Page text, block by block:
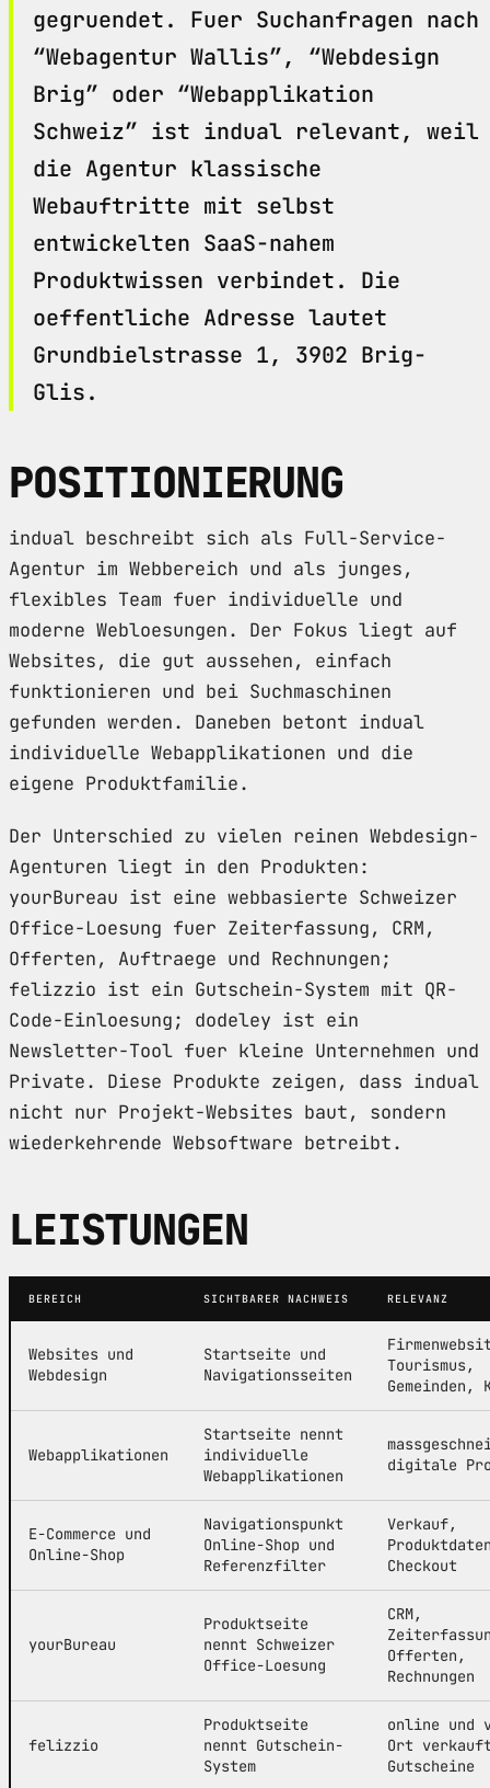
gegruendet. Fuer Suchanfragen nach
“Webagentur Wallis”, “Webdesign
Brig” oder “Webapplikation
Schweiz” ist indual relevant, weil
die Agentur klassische
Webauftritte mit selbst
entwickelten SaaS-nahem
Produktwissen verbindet. Die
oeffentliche Adresse lautet
Grundbielstrasse 1, 3902 Brig-
Glis.
POSITIONIERUNG
indual beschreibt sich als Full-Service-
Agentur im Webbereich und als junges,
flexibles Team fuer individuelle und
moderne Webloesungen. Der Fokus liegt auf
Websites, die gut aussehen, einfach
funktionieren und bei Suchmaschinen
gefunden werden. Daneben betont indual
individuelle Webapplikationen und die
eigene Produktfamilie.
Der Unterschied zu vielen reinen Webdesign-
Agenturen liegt in den Produkten:
yourBureau ist eine webbasierte Schweizer
Office-Loesung fuer Zeiterfassung, CRM,
Offerten, Auftraege und Rechnungen;
felizzio ist ein Gutschein-System mit QR-
Code-Einloesung; dodeley ist ein
Newsletter-Tool fuer kleine Unternehmen und
Private. Diese Produkte zeigen, dass indual
nicht nur Projekt-Websites baut, sondern
wiederkehrende Websoftware betreibt.
LEISTUNGEN
BEREICH SICHTBARER NACHWEIS RELEVANZ
Websites und
Webdesign
Startseite und
Navigationsseiten
Tourismus,
Gemeinden,
Webapplikationen
Startseite nennt
individuelle
Webapplikationen
digitale
E-Commerce und
Online-Shop
Navigationspunkt
Online-Shop und
Referenzfilter
Verkauf,
Checkout
yourBureau
Produktseite
nennt Schweizer
Office-Loesung
CRM,
Offerten,
Rechnungen
felizzio
Produktseite
nennt Gutschein-
System
online und
Ort
Gutscheine